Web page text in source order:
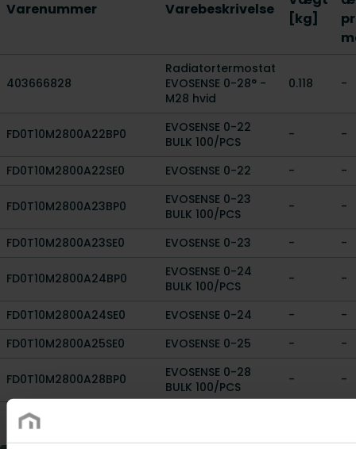
Varenummer Varebeskrivelse
[kg]
403666828
Radiatortermostat
EVOSENSE 0-28° -
M28 hvid
0.118 -
FD0T10M2800A22BP0
EVOSENSE 0-22
BULK 100/PCS
- -
FD0T10M2800A22SE0 EVOSENSE 0-22 - -
FD0T10M2800A23BP0
EVOSENSE 0-23
BULK 100/PCS
- -
FD0T10M2800A23SE0 EVOSENSE 0-23 - -
FD0T10M2800A24BP0
EVOSENSE 0-24
BULK 100/PCS
- -
FD0T10M2800A24SE0 EVOSENSE 0-24 -
-
FD0T10M2800A25SE0
EVOSENSE 0-25 - -
FD0T10M2800A28BP0
EVOSENSE 0-28
BULK 100/PCS
- -
FD0T10M2800A28SESBLAC